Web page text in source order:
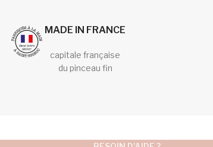
MADE IN FRANCE
capitale française
du pinceau fin